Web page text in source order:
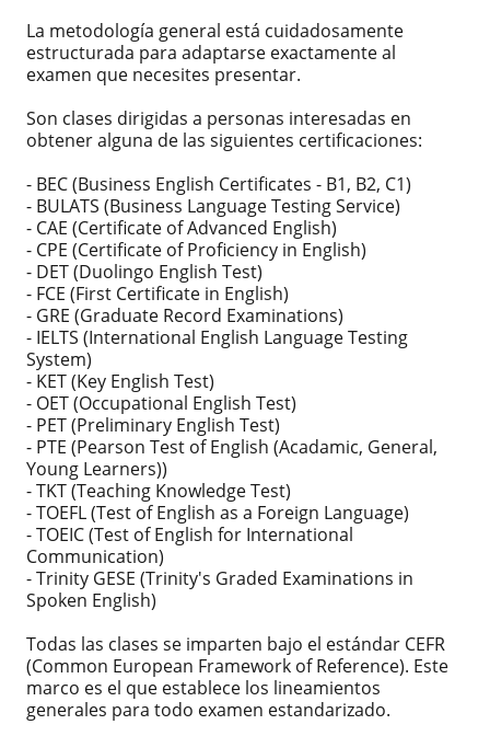
La metodología general está cuidadosamente
estructurada para adaptarse exactamente al
examen que necesites presentar.
Son clases dirigidas a personas interesadas en
obtener alguna de las siguientes certificaciones:
- BEC (Business English Certificates - B1, B2, C1)
- BULATS (Business Language Testing Service)
- CAE (Certificate of Advanced English)
- CPE (Certificate of Proficiency in English)
- DET (Duolingo English Test)
- FCE (First Certificate in English)
- GRE (Graduate Record Examinations)
- IELTS (International English Language Testing
System)
- KET (Key English Test)
- OET (Occupational English Test)
- PET (Preliminary English Test)
- PTE (Pearson Test of English (Acadamic, General,
Young Learners))
- TKT (Teaching Knowledge Test)
- TOEFL (Test of English as a Foreign Language)
- TOEIC (Test of English for International
Communication)
- Trinity GESE (Trinity's Graded Examinations in
Spoken English)
Todas las clases se imparten bajo el estándar CEFR
(Common European Framework of Reference). Este
marco es el que establece los lineamientos
generales para todo examen estandarizado.